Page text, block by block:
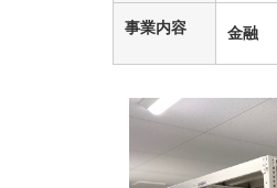
事業内容 金融